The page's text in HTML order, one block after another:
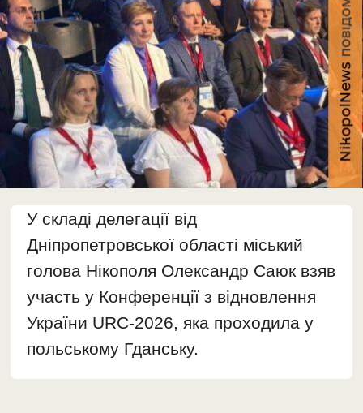
У складі делегації від
Дніпропетровської області міський
голова Нікополя Олександр Саюк взяв
участь у Конференції з відновлення
України URC-2026, яка проходила у
польському Гданську.